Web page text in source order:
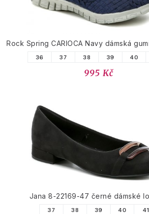
Rock Spring CARIOCA Navy dámská
36 37 38 39 40
995 Kč
Jana 8-22169-47 černé dámské
37 38 39 40 41